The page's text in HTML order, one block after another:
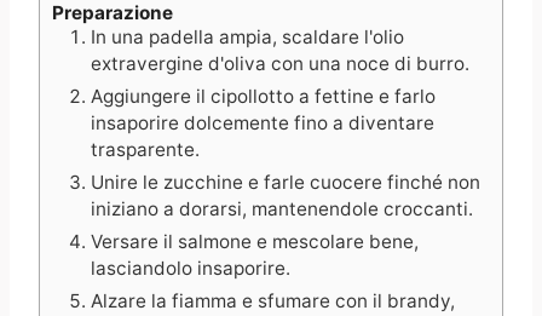
Preparazione
In una padella ampia, scaldare l'olio
extravergine d'oliva con una noce di burro.
Aggiungere il cipollotto a fettine e farlo
insaporire dolcemente fino a diventare
trasparente.
Unire le zucchine e farle cuocere finché non
iniziano a dorarsi, mantenendole croccanti.
Versare il salmone e mescolare bene,
lasciandolo insaporire.
Alzare la fiamma e sfumare con il brandy,